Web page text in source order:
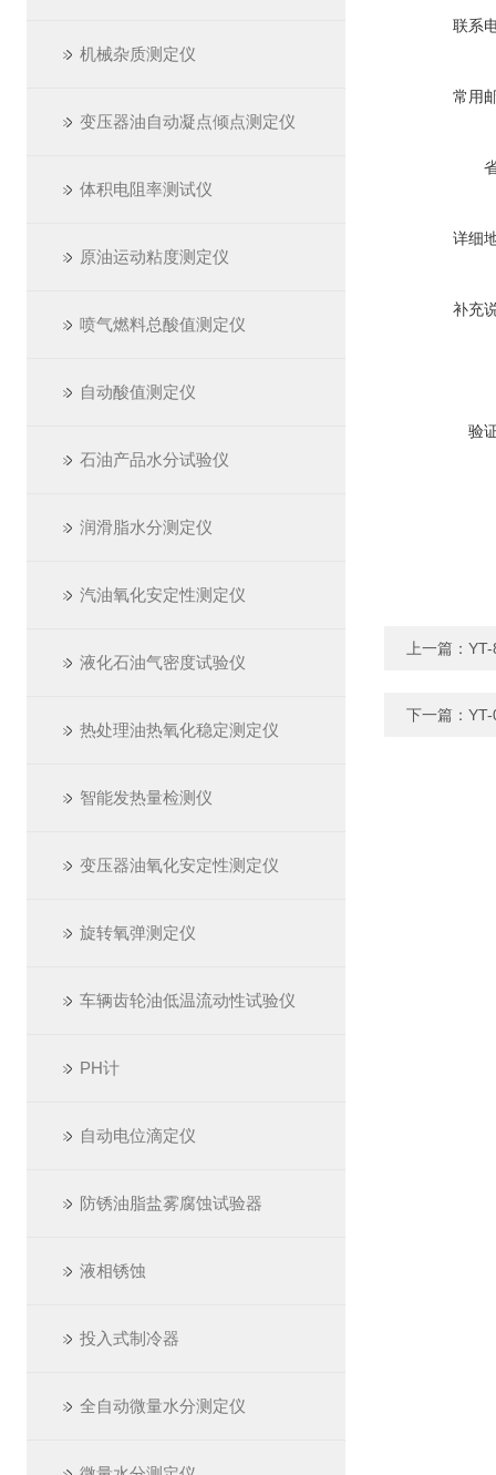
机械杂质测定仪
变压器油自动凝点倾点测定仪
体积电阻率测试仪
原油运动粘度测定仪
喷气燃料总酸值测定仪
自动酸值测定仪
石油产品水分试验仪
润滑脂水分测定仪
汽油氧化安定性测定仪
液化石油气密度试验仪
热处理油热氧化稳定测定仪
智能发热量检测仪
变压器油氧化安定性测定仪
旋转氧弹测定仪
车辆齿轮油低温流动性试验仪
PH计
自动电位滴定仪
防锈油脂盐雾腐蚀试验器
液相锈蚀
投入式制冷器
全自动微量水分测定仪
联系
常用
详细
补充
验
上一篇：
下一篇：